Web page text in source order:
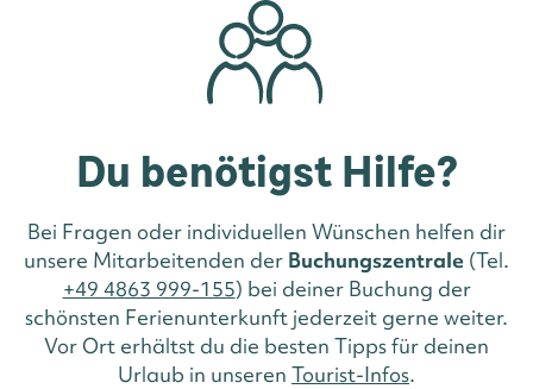
Du benötigst Hilfe?
Bei Fragen oder individuellen Wünschen helfen dir
unsere Mitarbeitenden der Buchungszentrale (Tel.
+49 4863 999-155) bei deiner Buchung der
schönsten Ferienunterkunft jederzeit gerne weiter.
Vor Ort erhältst du die besten Tipps für deinen
Urlaub in unseren Tourist-Infos.